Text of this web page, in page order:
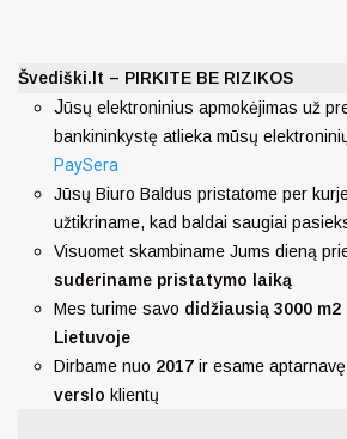
Švediški.lt – PIRKITE BE RIZIKOS
Jūsų elektroninius apmokėjimas už
bankininkystę atlieka mūsų
PaySera
Jūsų Biuro Baldus pristatome per
užtikriname, kad baldai saugiai
Visuomet skambiname Jums dieną
suderiname pristatymo laiką
Mes turime savo didžiausią 3000
Lietuvoje
Dirbame nuo 2017 ir esame
verslo klientų